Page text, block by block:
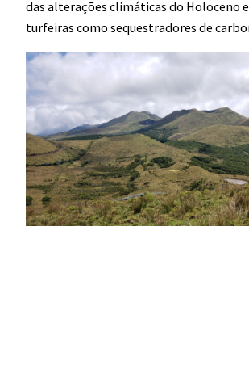
das alterações climáticas do Holoceno
turfeiras como sequestradores de